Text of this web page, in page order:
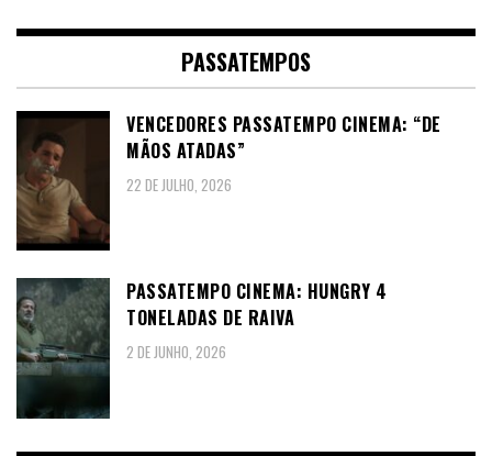
PASSATEMPOS
VENCEDORES PASSATEMPO CINEMA: “DE
MÃOS ATADAS”
22 DE JULHO, 2026
PASSATEMPO CINEMA: HUNGRY 4
TONELADAS DE RAIVA
2 DE JUNHO, 2026